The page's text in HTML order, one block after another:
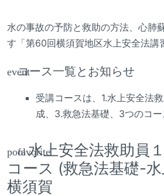
水の事故の予防と救助の方法、心肺
す「第60回横須賀地区水上安全法講
eventコース一覧とお知らせ
受講コースは、1.水上安全法
成、3.救急法基礎、3つのコー
poolfavorite
水上安全法救助員
コース (救急法基礎-
横須賀